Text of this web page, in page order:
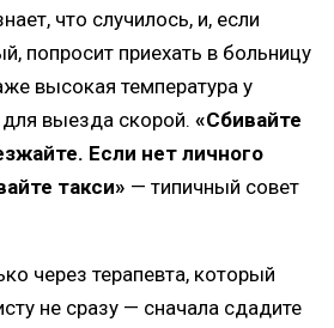
что случилось, и, если
попросит приехать в больницу
высокая температура у
выезда скорой. «Сбивайте
Если нет личного
такси» — типичный совет
через терапевта, который
не сразу — сначала сдадите